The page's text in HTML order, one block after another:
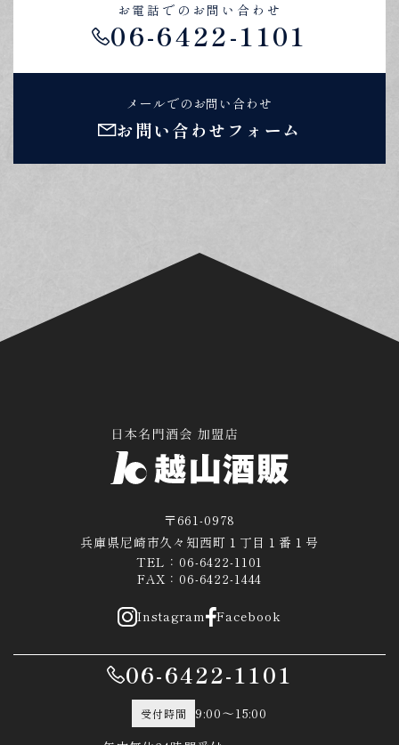
お電話でのお問い合わせ
06-6422-1101
メールでのお問い合わせ
お問い合わせフォーム
〒661-0978
兵庫県尼崎市久々知西町１丁目１番１号
TEL：06-6422-1101
FAX：06-6422-1444
Instagram Facebook
06-6422-1101
受付時間
9:00～15:00